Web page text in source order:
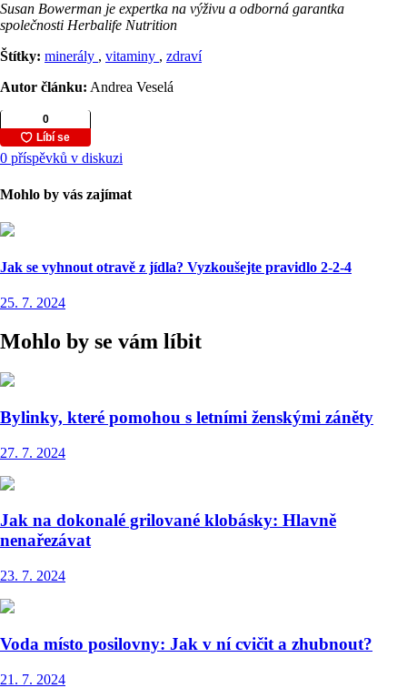
Susan Bowerman je expertka na výživu a odborná garantka
společnosti Herbalife Nutrition
Štítky: minerály , vitaminy , zdraví
Autor článku: Andrea Veselá
0 příspěvků v diskuzi
Mohlo by vás zajímat
Jak se vyhnout otravě z jídla? Vyzkoušejte pravidlo 2-2-4
25. 7. 2024
Mohlo by se vám líbit
Bylinky, které pomohou s letními ženskými záněty
27. 7. 2024
Jak na dokonalé grilované klobásky: Hlavně
nenařezávat
23. 7. 2024
Voda místo posilovny: Jak v ní cvičit a zhubnout?
21. 7. 2024